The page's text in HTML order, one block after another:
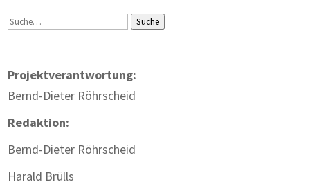
Suche Suche
Projektverantwortung:
Bernd-Dieter Röhrscheid
Redaktion:
Bernd-Dieter Röhrscheid
Harald Brülls